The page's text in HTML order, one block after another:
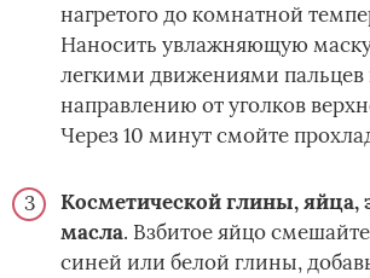
нагретого до комнатной
Наносить увлажняющую
легкими движениями пальцев
направлению от уголков
Через 10 минут смойте
Косметической глины, яйца,
масла. Взбитое яйцо
синей или белой глины,